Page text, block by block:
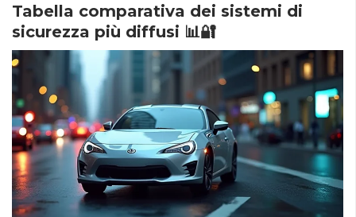
Tabella comparativa dei sistemi di
sicurezza più diffusi 📊🔐